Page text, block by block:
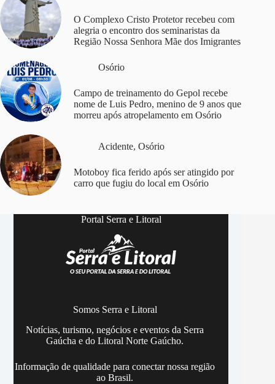
O Complexo Cristo Protetor recebeu com
alegria o encontro dos seminaristas da
Região Nossa Senhora Mãe dos Imigrantes
Osório
Campo de treinamento do Gepol recebe
nome de Luis Pedro, menino de 9 anos que
morreu após atropelamento em Osório
Acidente, Osório
Motoboy fica ferido após ser atingido por
carro que fugiu do local em Osório
Portal Serra e Litoral
Somos Serra e Litoral
Notícias, turismo, negócios e eventos da Serra
Gaúcha e do Litoral Norte Gaúcho.
Informação de qualidade para conectar nossa região
ao Brasil.